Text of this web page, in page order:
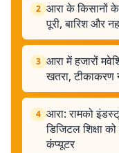
2 आरा के किसानों के
पूरी, बारिश और
3 आरा में हजारों
खतरा, टीकाकरण
4 आरा: रामको
डिजिटल शिक्षा
कंप्यूटर